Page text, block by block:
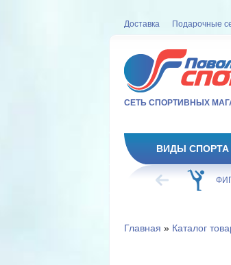
Доставка Подарочные
СЕТЬ СПОРТИВНЫХ
ВИДЫ СПОРТА
ХОККЕЙ
Главная » Каталог